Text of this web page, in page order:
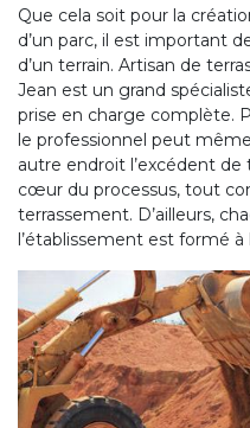
Que cela soit pour la
d’un parc, il est important
d’un terrain. Artisan de
Jean est un grand
prise en charge complète.
le professionnel peut
autre endroit l’excédent de
cœur du processus, tout
terrassement. D’ailleurs,
l’établissement est formé à